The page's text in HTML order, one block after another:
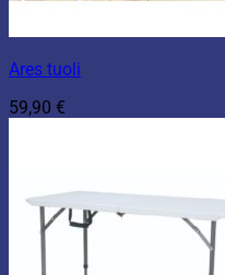
Ares tuoli
59,90 €